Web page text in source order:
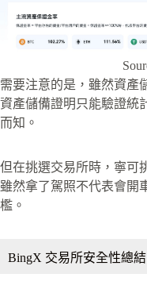
需要注意的是，雖然資產
資產儲備證明只能驗證統
而知。
但在挑選交易所時，寧可
雖然拿了駕照不代表會開
檻。
BingX 交易所安全性總結